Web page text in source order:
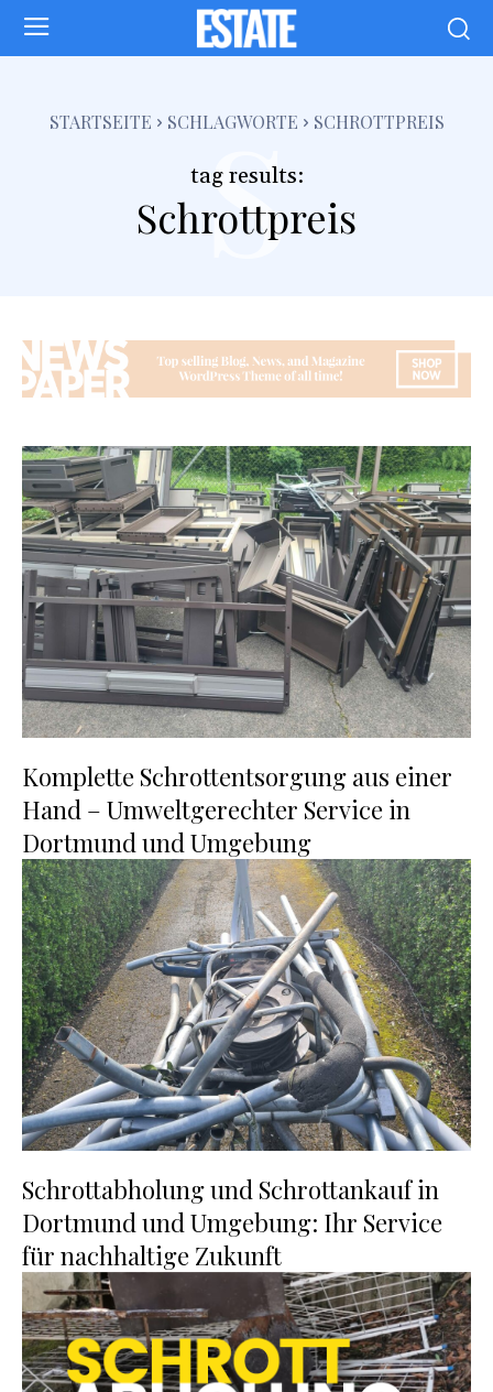
STARTSEITE SCHLAGWORTE SCHROTTPREIS
tag results:
Schrottpreis
s
Komplette Schrottentsorgung aus einer
Hand – Umweltgerechter Service in
Dortmund und Umgebung
Schrottabholung und Schrottankauf in
Dortmund und Umgebung: Ihr Service
für nachhaltige Zukunft